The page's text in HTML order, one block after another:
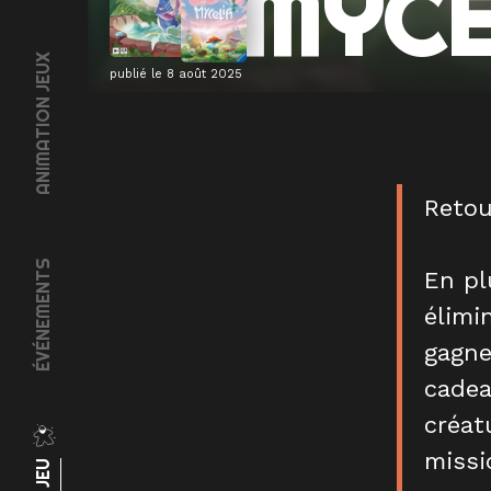
ÉVÉNEMENTS
ANIMATION JEUX publié le 8 août 2025
En